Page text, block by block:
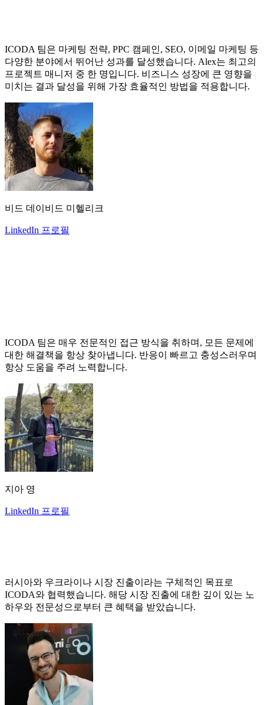
ICODA 팀은 마케팅 전략, PPC 캠페인, SEO, 이메일 마케팅 등
다양한 분야에서 뛰어난 성과를 달성했습니다. Alex는 최고의
프로젝트 매니저 중 한 명입니다. 비즈니스 성장에 큰 영향을
미치는 결과 달성을 위해 가장 효율적인 방법을 적용합니다.
비드 데이비드 미헬리크
LinkedIn 프로필
ICODA 팀은 매우 전문적인 접근 방식을 취하며, 모든 문제에
대한 해결책을 항상 찾아냅니다. 반응이 빠르고 충성스러우며
항상 도움을 주려 노력합니다.
지아 영
LinkedIn 프로필
러시아와 우크라이나 시장 진출이라는 구체적인 목표로
ICODA와 협력했습니다. 해당 시장 진출에 대한 깊이 있는 노
하우와 전문성으로부터 큰 혜택을 받았습니다.